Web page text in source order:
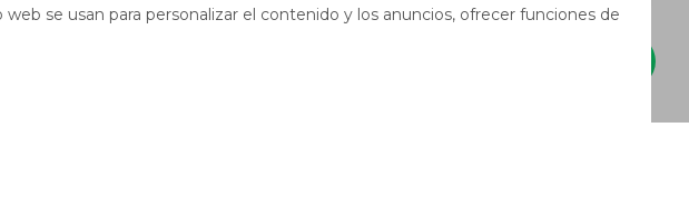
se usan para personalizar el contenido y los anuncios, ofrecer funciones de
Wish List